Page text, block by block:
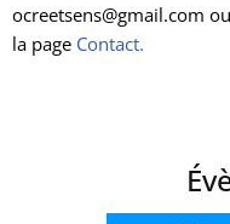
ocreetsens@gmail.com
la page Contact.